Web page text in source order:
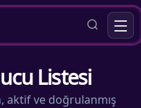
Listesi
aktif ve doğrulanmış